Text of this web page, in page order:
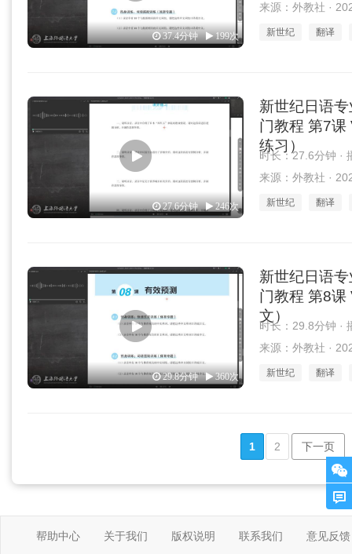
37.4分钟 199次
来源：外教社 ·
新世纪 翻译
27.6分钟 246次
新世纪日语
门教程 第7
练习）
时长：27.6分钟 ·
来源：外教社 ·
新世纪 翻译
29.8分钟 360次
新世纪日语
门教程 第8
文）
时长：29.8分钟 ·
来源：外教社 ·
新世纪 翻译
1 2 下一页
帮助中心 关于我们 版权说明 联系我们 意见反馈